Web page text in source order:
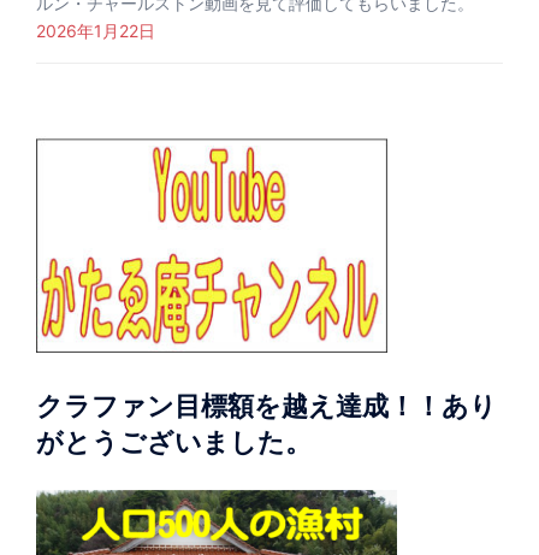
2026年1月22日
クラファン目標額を越え達成！！あり
がとうございました。